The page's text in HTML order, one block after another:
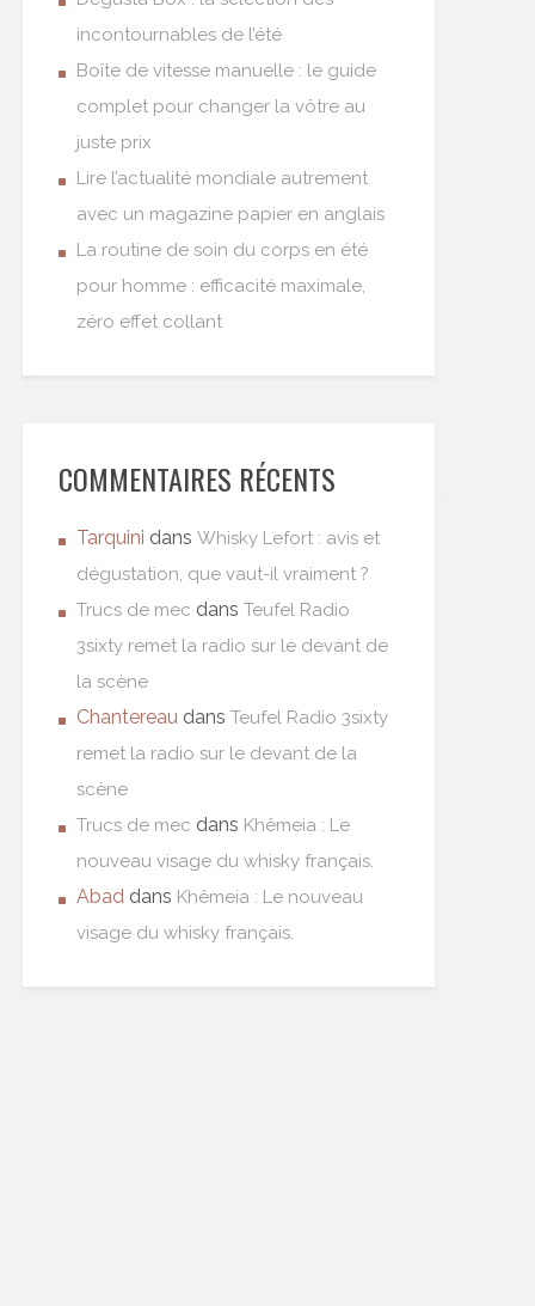
incontournables de l’été
Boîte de vitesse manuelle : le guide
complet pour changer la vôtre au
juste prix
Lire l’actualité mondiale autrement
avec un magazine papier en anglais
La routine de soin du corps en été
pour homme : efficacité maximale,
zéro effet collant
COMMENTAIRES RÉCENTS
Tarquini dans Whisky Lefort : avis et
dégustation, que vaut-il vraiment ?
Trucs de mec dans Teufel Radio
3sixty remet la radio sur le devant de
la scène
Chantereau dans Teufel Radio 3sixty
remet la radio sur le devant de la
scène
Trucs de mec dans Khêmeia : Le
nouveau visage du whisky français.
Abad dans Khêmeia : Le nouveau
visage du whisky français.